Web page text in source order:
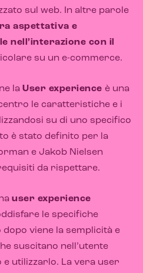
sul web. In altre parole
aspettativa e
nell’interazione con il
su un e-commerce.
la User experience è una
le caratteristiche e i
su di uno specifico
è stato definito per la
e Jakob Nielsen
da rispettare.
user experience
le specifiche
dopo viene la semplicità e
suscitano nell’utente
e utilizzarlo. La vera user